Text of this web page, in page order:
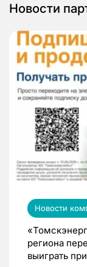
Новости
Новости
региона
выиграть